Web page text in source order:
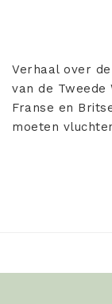
Verhaal over
van de
Franse en
moeten